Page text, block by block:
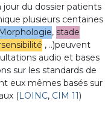
jour du dossier patients
plusieurs centaines
Morphologie, stade
, ..)peuvent
audio et bases
sur les standards de
eux mêmes basés sur
(LOINC, CIM 11)